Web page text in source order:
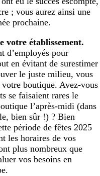
; vous aurez ainsi une
prochaine.
votre établissement.
d’employés pour
en évitant de surestimer
le juste milieu, vous
boutique. Avez-vous
se faisaient rares le
l’après-midi (dans
bien sûr !) ? Bien
période de fêtes 2025
les horaires de vos
plus nombreux que
vos besoins en